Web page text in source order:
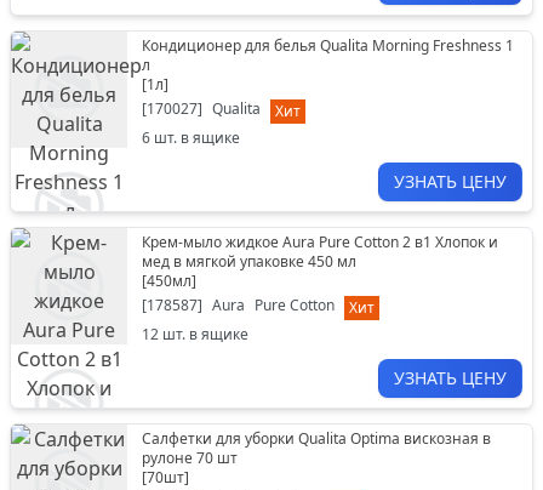
Кондиционер для белья Qualita Morning Freshness 1
л
[1л]
[170027] Qualita
Хит
6 шт. в ящике
УЗНАТЬ ЦЕНУ
Крем-мыло жидкое Aura Pure Cotton 2 в1 Хлопок и
мед в мягкой упаковке 450 мл
[450мл]
[178587] Aura Pure Cotton
Хит
12 шт. в ящике
УЗНАТЬ ЦЕНУ
Салфетки для уборки Qualita Optima вискозная в
рулоне 70 шт
[70шт]